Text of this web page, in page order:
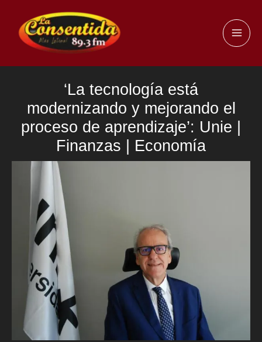
contenido
‘La tecnología está
modernizando y mejorando el
proceso de aprendizaje’: Unie |
Finanzas | Economía